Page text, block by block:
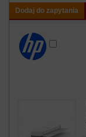
Dodaj do zapytania